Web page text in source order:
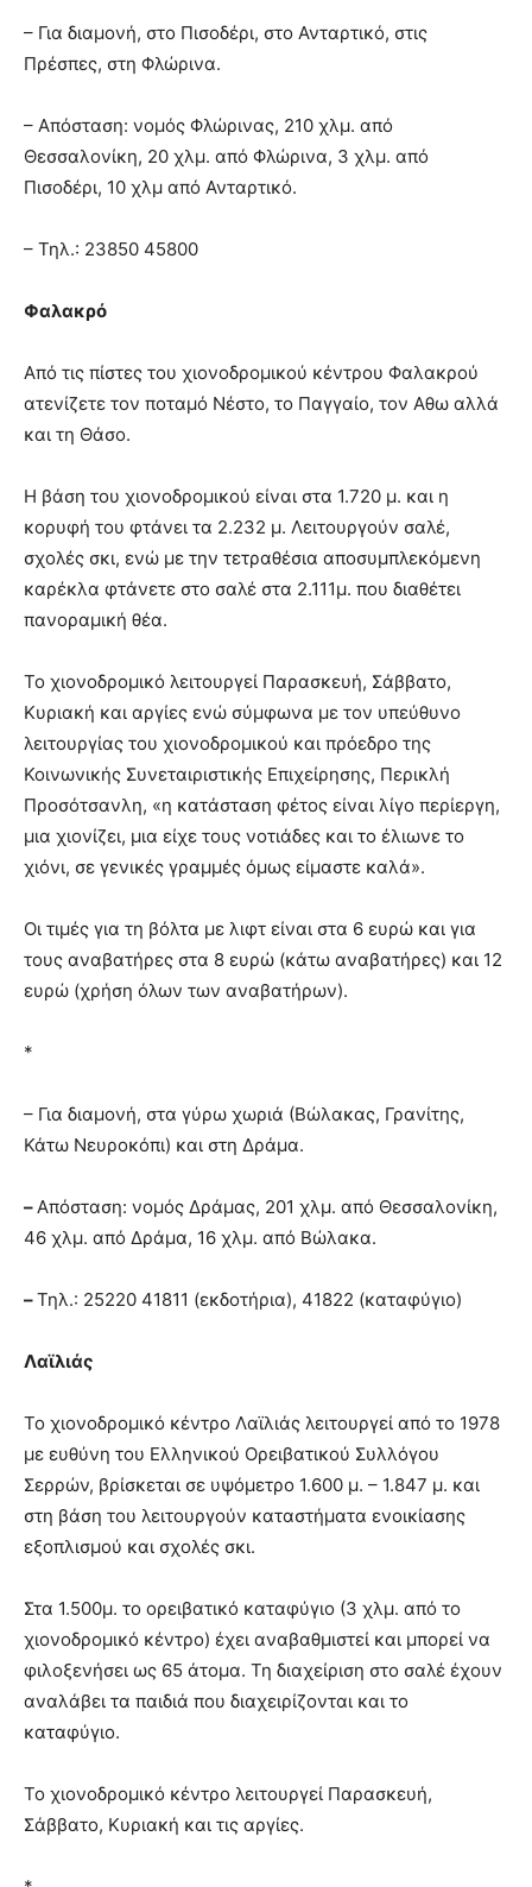
– Για διαμονή, στο Πισοδέρι, στο Ανταρτικό, στις
Πρέσπες, στη Φλώρινα.
– Απόσταση: νομός Φλώρινας, 210 χλμ. από
Θεσσαλονίκη, 20 χλμ. από Φλώρινα, 3 χλμ. από
Πισοδέρι, 10 χλμ από Ανταρτικό.
– Τηλ.: 23850 45800
Φαλακρό
Από τις πίστες του χιονοδρομικού κέντρου Φαλακρού
ατενίζετε τον ποταμό Νέστο, το Παγγαίο, τον Αθω αλλά
και τη Θάσο.
Η βάση του χιονοδρομικού είναι στα 1.720 μ. και η
κορυφή του φτάνει τα 2.232 μ. Λειτουργούν σαλέ,
σχολές σκι, ενώ με την τετραθέσια αποσυμπλεκόμενη
καρέκλα φτάνετε στο σαλέ στα 2.111μ. που διαθέτει
πανοραμική θέα.
Το χιονοδρομικό λειτουργεί Παρασκευή, Σάββατο,
Κυριακή και αργίες ενώ σύμφωνα με τον υπεύθυνο
λειτουργίας του χιονοδρομικού και πρόεδρο της
Κοινωνικής Συνεταιριστικής Επιχείρησης, Περικλή
Προσότσανλη, «η κατάσταση φέτος είναι λίγο περίεργη,
μια χιονίζει, μια είχε τους νοτιάδες και το έλιωνε το
χιόνι, σε γενικές γραμμές όμως είμαστε καλά».
Οι τιμές για τη βόλτα με λιφτ είναι στα 6 ευρώ και για
τους αναβατήρες στα 8 ευρώ (κάτω αναβατήρες) και 12
ευρώ (χρήση όλων των αναβατήρων).
*
– Για διαμονή, στα γύρω χωριά (Βώλακας, Γρανίτης,
Κάτω Νευροκόπι) και στη Δράμα.
– Απόσταση: νομός Δράμας, 201 χλμ. από Θεσσαλονίκη,
46 χλμ. από Δράμα, 16 χλμ. από Βώλακα.
–Τηλ.: 25220 41811 (εκδοτήρια), 41822 (καταφύγιο)
Λαϊλιάς
Το χιονοδρομικό κέντρο Λαϊλιάς λειτουργεί από το 1978
με ευθύνη του Ελληνικού Ορειβατικού Συλλόγου
Σερρών, βρίσκεται σε υψόμετρο 1.600 μ. – 1.847 μ. και
στη βάση του λειτουργούν καταστήματα ενοικίασης
εξοπλισμού και σχολές σκι.
Στα 1.500μ. το ορειβατικό καταφύγιο (3 χλμ. από το
χιονοδρομικό κέντρο) έχει αναβαθμιστεί και μπορεί να
φιλοξενήσει ως 65 άτομα. Τη διαχείριση στο σαλέ έχουν
αναλάβει τα παιδιά που διαχειρίζονται και το
καταφύγιο.
Το χιονοδρομικό κέντρο λειτουργεί Παρασκευή,
Σάββατο, Κυριακή και τις αργίες.